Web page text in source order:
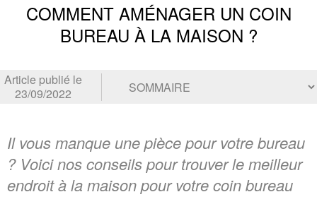
COMMENT AMÉNAGER UN COIN
BUREAU À LA MAISON ?
Article publié le
23/09/2022
Il vous manque une pièce pour votre bureau
? Voici nos conseils pour trouver le meilleur
endroit à la maison pour votre coin bureau